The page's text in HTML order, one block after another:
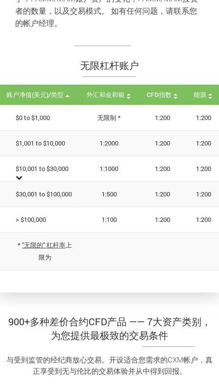
者的数量，以及交易模式。 如有任何问题，请联系您
的帐户经理。
无限杠杆账户
账户净值(美元)/类型 外汇和金和银 CFD指数 能源
$0 to $1,000 无限制 * 1:200 1:200
$1,001 to $10,000 1:2000 1:200 1:200
$10,001 to $30,000 1:1000 1:200 1:200
$30,001 to $100,000 1:500 1:200 1:200
> $100,000 1:100 1:200 1:200
*"无限的" 杠杆率上
限为
900+多种差价合约CFD产品 —— 7大资产类别，
为您提供最极致的交易条件
与受到监管的经纪商放心交易。开设适合您需求的CXM帐户，真
正享受到无与伦比的交易体验并从中得到回报。